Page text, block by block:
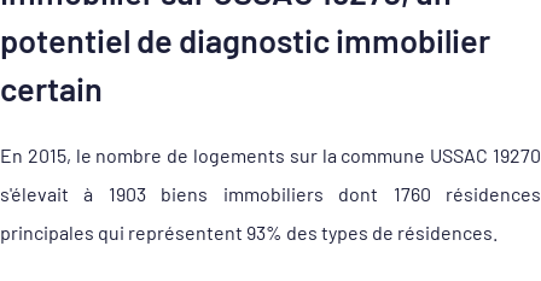
potentiel de diagnostic immobilier
certain
En 2015, le nombre de logements sur la commune USSAC 19270
s'élevait à 1903 biens immobiliers dont 1760 résidences
principales qui représentent 93% des types de résidences.